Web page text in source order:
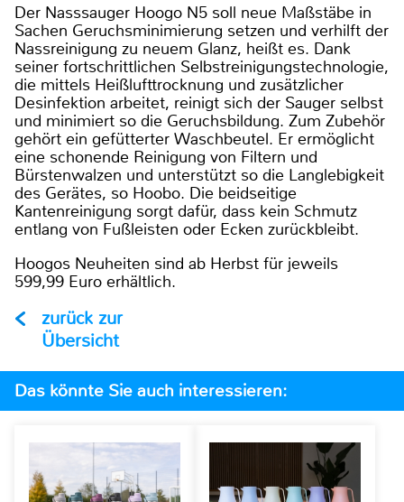
Der Nasssauger Hoogo N5 soll neue Maßstäbe in
Sachen Geruchsminimierung setzen und verhilft der
Nassreinigung zu neuem Glanz, heißt es. Dank
seiner fortschrittlichen Selbstreinigungstechnologie,
die mittels Heißlufttrocknung und zusätzlicher
Desinfektion arbeitet, reinigt sich der Sauger selbst
und minimiert so die Geruchsbildung. Zum Zubehör
gehört ein gefütterter Waschbeutel. Er ermöglicht
eine schonende Reinigung von Filtern und
Bürstenwalzen und unterstützt so die Langlebigkeit
des Gerätes, so Hoobo. Die beidseitige
Kantenreinigung sorgt dafür, dass kein Schmutz
entlang von Fußleisten oder Ecken zurückbleibt.
Hoogos Neuheiten sind ab Herbst für jeweils
599,99 Euro erhältlich.
zurück zur
Übersicht
Das könnte Sie auch interessieren: